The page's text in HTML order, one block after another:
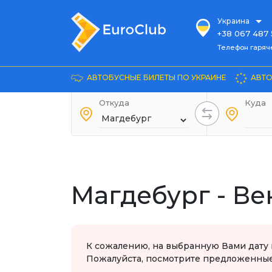
Украина
+38 067 487
Телефон гарячей
Довідка
+38 044 486
+38 067 240
Телефон
АВТОБУСНЫЕ БИЛЕТЫ ПО УКРАИНЕ
Откуда Куда
Магдебург -
К сожалению, на выбранную Вами дату
Пожалуйста, посмотрите